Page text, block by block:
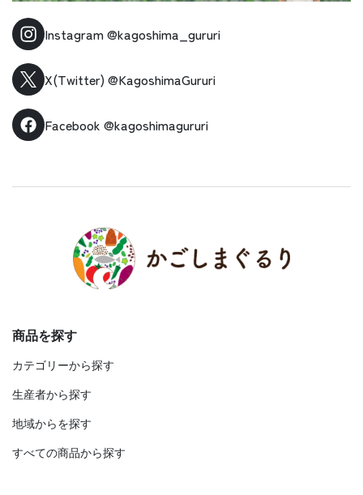
Instagram@kagoshima_gururi
X(Twitter) @KagoshimaGururi
Facebook @kagoshimagururi
商品を探す
カテゴリーから探す
生産者から探す
地域からを探す
すべての商品から探す